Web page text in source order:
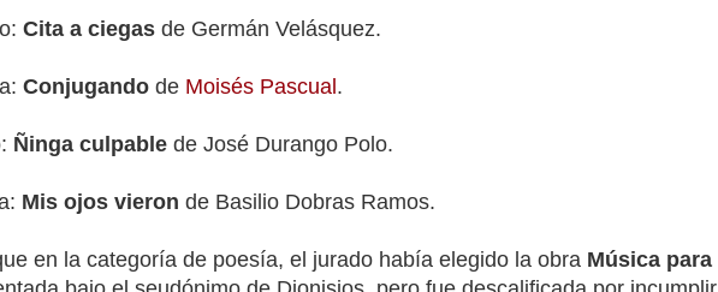
Cita a ciegas de Germán Velásquez.
Conjugando de Moisés Pascual.
Ñinga culpable de José Durango Polo.
Mis ojos vieron de Basilio Dobras Ramos.
en la categoría de poesía, el jurado había elegido la obra Música para